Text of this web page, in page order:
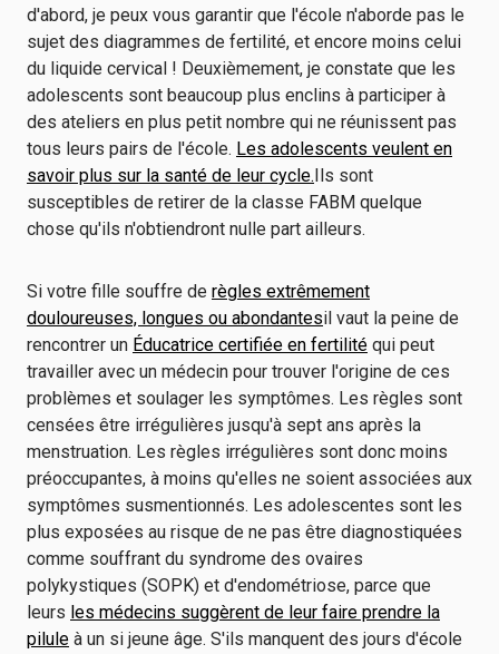
d'abord, je peux vous garantir que l'école n'aborde pas le
sujet des diagrammes de fertilité, et encore moins celui
du liquide cervical ! Deuxièmement, je constate que les
adolescents sont beaucoup plus enclins à participer à
des ateliers en plus petit nombre qui ne réunissent pas
tous leurs pairs de l'école. Les adolescents veulent en
savoir plus sur la santé de leur cycle.Ils sont
susceptibles de retirer de la classe FABM quelque
chose qu'ils n'obtiendront nulle part ailleurs.
Si votre fille souffre de règles extrêmement
douloureuses, longues ou abondantesil vaut la peine de
rencontrer un Éducatrice certifiée en fertilité qui peut
travailler avec un médecin pour trouver l'origine de ces
problèmes et soulager les symptômes. Les règles sont
censées être irrégulières jusqu'à sept ans après la
menstruation. Les règles irrégulières sont donc moins
préoccupantes, à moins qu'elles ne soient associées aux
symptômes susmentionnés. Les adolescentes sont les
plus exposées au risque de ne pas être diagnostiquées
comme souffrant du syndrome des ovaires
polykystiques (SOPK) et d'endométriose, parce que
leurs les médecins suggèrent de leur faire prendre la
pilule à un si jeune âge. S'ils manquent des jours d'école